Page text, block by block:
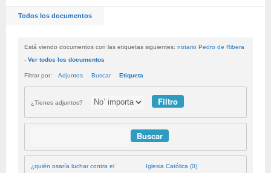
Todos los documentos
Está viendo documentos con las etiquetas siguientes: notario Pedro de Ribera
- Ver todos los documentos
Filtrar por: Adjuntos Buscar Etiqueta
¿Tienes adjuntos?
¿quién osaría luchar contra el
Iglesia Católica (0)